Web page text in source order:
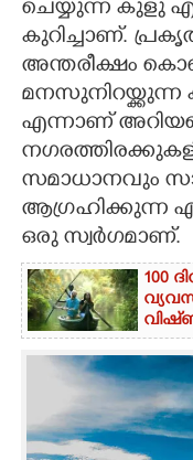
ZOOM
CONTACT US
ചെയ്യുന്ന കുളു
കുറിച്ചാണ്.
അന്തരീക്ഷം
എന്നാണ്
സമാധാനവും
ആഗ്രഹിക്കുന്ന
ഒരു സ്വർഗമാണ്.
100